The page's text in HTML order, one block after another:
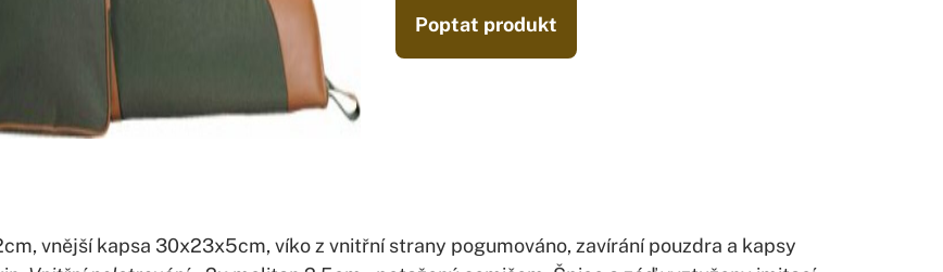
Poptat produkt
vnější kapsa 30x23x5cm, víko z vnitřní strany pogumováno, zavírání pouzdra a kapsy